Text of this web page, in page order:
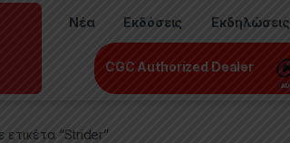
Νέα Εκδόσεις Εκδηλώσεις
CGC Authorized Dealer
ετικέτα “Strider”